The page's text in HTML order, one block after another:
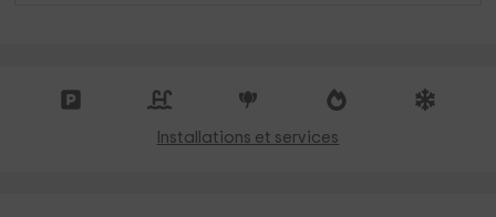
Installations et services